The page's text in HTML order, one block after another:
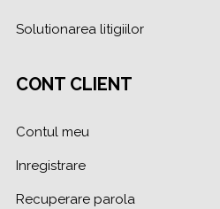
Solutionarea litigiilor
CONT CLIENT
Contul meu
Inregistrare
Recuperare parola